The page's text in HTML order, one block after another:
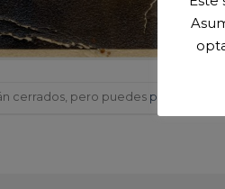
cerrados, pero puedes publicar un